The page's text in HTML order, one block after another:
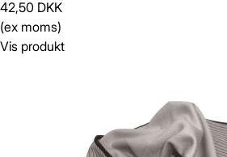
42,50 DKK
(ex moms)
Vis produkt